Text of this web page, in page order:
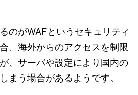
のがWAFというセキュリティ
、海外からのアクセスを制限
、サーバや設定により国内の
まう場合があるようです。